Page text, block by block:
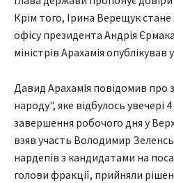
Крім того, Ірина Верещук
офісу президента Андрія
міністрів Арахамія
Давид Арахамія повідомив про
народу", яке відбулось увечері 4
завершення робочого дня у
взяв участь Володимир
нардепів з кандидатами на
голови фракції, прийняли